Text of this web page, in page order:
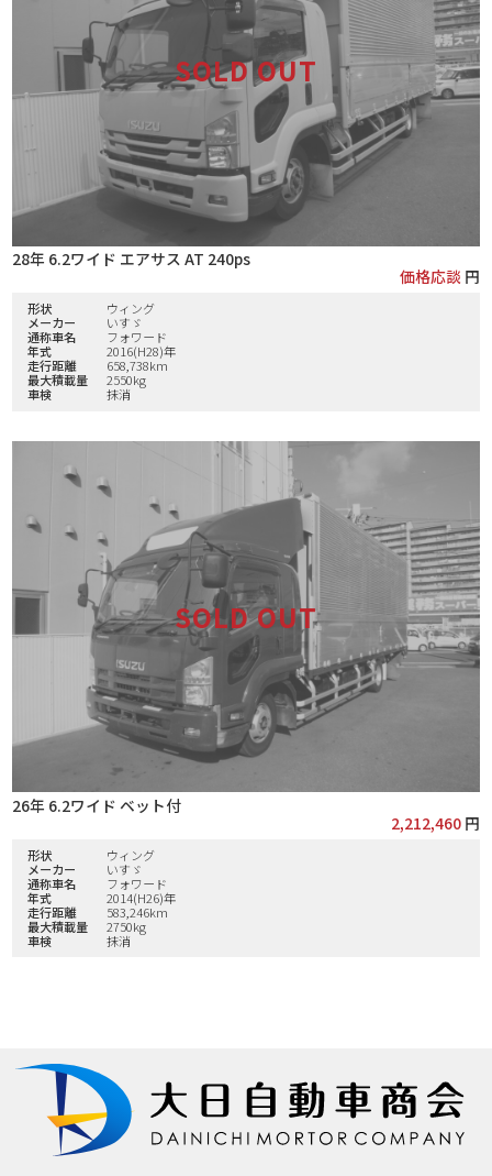
28年 6.2ワイド エアサス AT 240ps
価格応談円
形状
ウィング
メーカー
いすゞ
通称車名
フォワード
年式
2016(H28)年
走行距離
658,738km
最大積載量
2550kg
車検
抹消
26年 6.2ワイド ベット付
2,212,460円
形状
ウィング
メーカー
いすゞ
通称車名
フォワード
年式
2014(H26)年
走行距離
583,246km
最大積載量
2750kg
車検
抹消